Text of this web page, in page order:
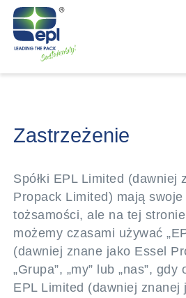
Zastrzeżenie
Spółki EPL Limited (dawniej
Propack Limited) mają swoje
tożsamości, ale na tej
możemy czasami używać
(dawniej znane jako Essel
„Grupa”, „my” lub „nas”,
EPL Limited (dawniej znanej